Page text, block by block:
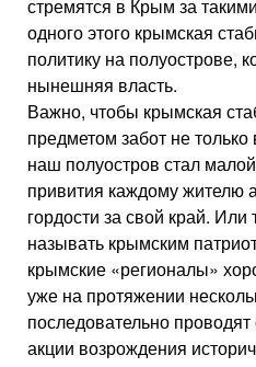
стремятся в Крым за
одного этого крымская
политику на полуострове,
нынешняя власть.
Важно, чтобы крымская
предметом забот не
наш полуостров стал
привития каждому жителю
гордости за свой край. Или
называть крымским
крымские «регионалы»
уже на протяжении
последовательно
акции возрождения